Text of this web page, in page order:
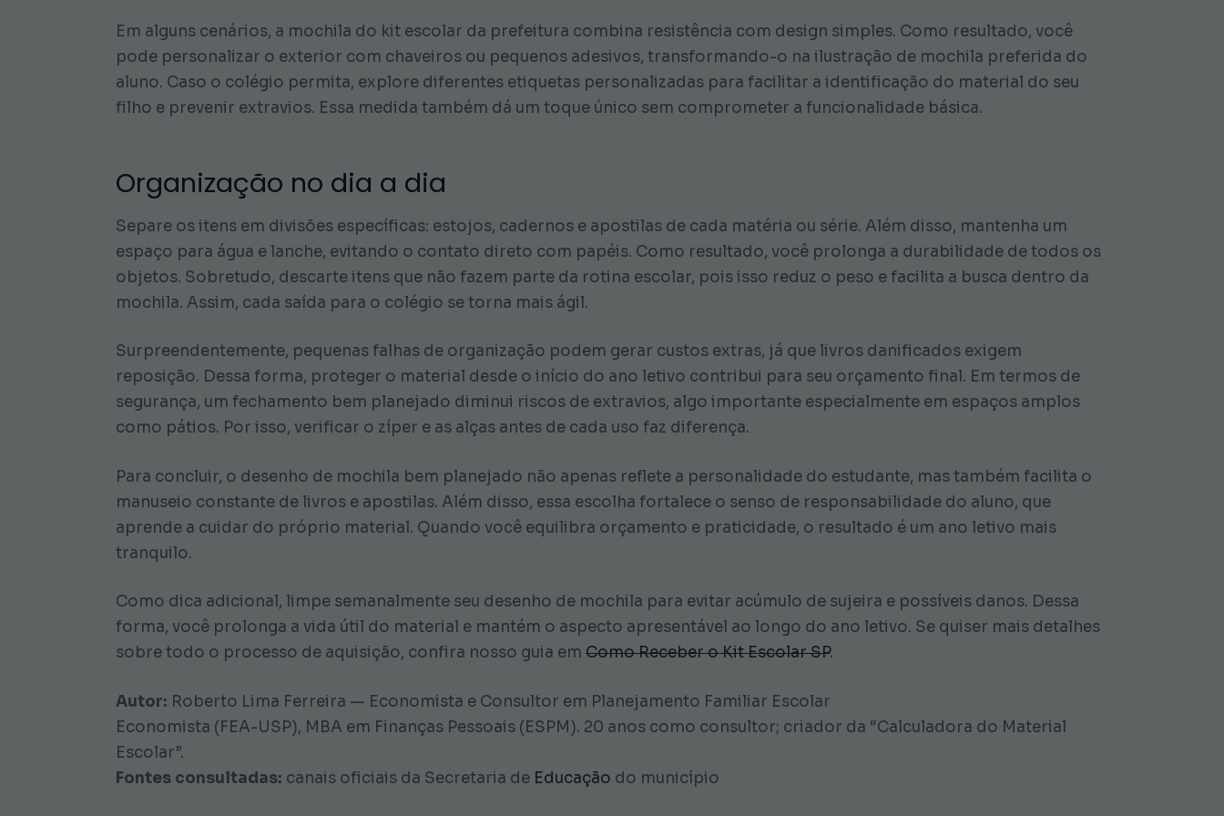
Em alguns cenários, a mochila do kit escolar da prefeitura combina resistência com design simples. Como resultado, você
pode personalizar o exterior com chaveiros ou pequenos adesivos, transformando-o na ilustração de mochila preferida do
aluno. Caso o colégio permita, explore diferentes etiquetas personalizadas para facilitar a identificação do material do seu
filho e prevenir extravios. Essa medida também dá um toque único sem comprometer a funcionalidade básica.
Organização no dia a dia
Separe os itens em divisões específicas: estojos, cadernos e apostilas de cada matéria ou série. Além disso, mantenha um
espaço para água e lanche, evitando o contato direto com papéis. Como resultado, você prolonga a durabilidade de todos os
objetos. Sobretudo, descarte itens que não fazem parte da rotina escolar, pois isso reduz o peso e facilita a busca dentro da
mochila. Assim, cada saída para o colégio se torna mais ágil.
Surpreendentemente, pequenas falhas de organização podem gerar custos extras, já que livros danificados exigem
reposição. Dessa forma, proteger o material desde o início do ano letivo contribui para seu orçamento final. Em termos de
segurança, um fechamento bem planejado diminui riscos de extravios, algo importante especialmente em espaços amplos
como pátios. Por isso, verificar o zíper e as alças antes de cada uso faz diferença.
Para concluir, o desenho de mochila bem planejado não apenas reflete a personalidade do estudante, mas também facilita o
manuseio constante de livros e apostilas. Além disso, essa escolha fortalece o senso de responsabilidade do aluno, que
aprende a cuidar do próprio material. Quando você equilibra orçamento e praticidade, o resultado é um ano letivo mais
tranquilo.
Como dica adicional, limpe semanalmente seu desenho de mochila para evitar acúmulo de sujeira e possíveis danos. Dessa
forma, você prolonga a vida útil do material e mantém o aspecto apresentável ao longo do ano letivo. Se quiser mais detalhes
sobre todo o processo de aquisição, confira nosso guia em Como Receber o Kit Escolar SP.
Autor: Roberto Lima Ferreira — Economista e Consultor em Planejamento Familiar Escolar
Economista (FEA-USP), MBA em Finanças Pessoais (ESPM). 20 anos como consultor; criador da “Calculadora do Material
Escolar”.
Fontes consultadas: canais oficiais da Secretaria de Educação do município